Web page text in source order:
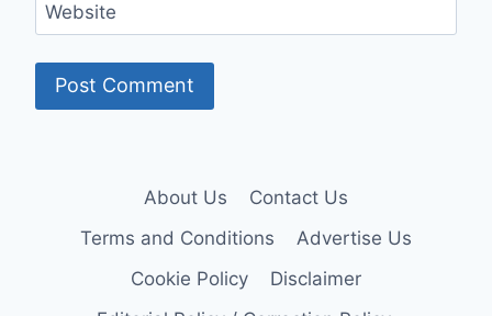
Website
About Us
Contact Us
Terms and Conditions
Advertise Us
Cookie Policy
Disclaimer